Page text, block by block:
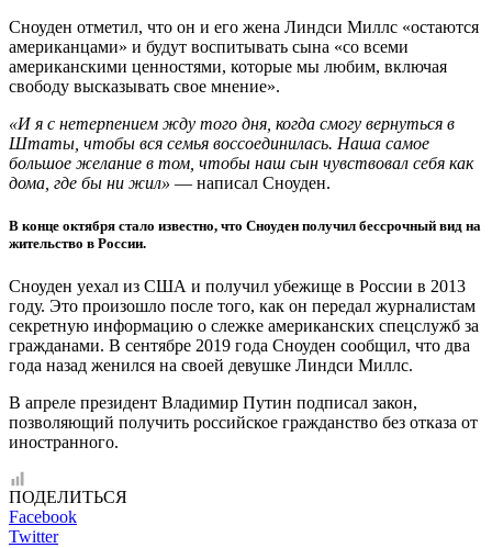
Сноуден отметил, что он и его жена Линдси Миллс «остаются
американцами» и будут воспитывать сына «со всеми
американскими ценностями, которые мы любим, включая
свободу высказывать свое мнение».
«И я с нетерпением жду того дня, когда смогу вернуться в
Штаты, чтобы вся семья воссоединилась. Наша самое
большое желание в том, чтобы наш сын чувствовал себя как
дома, где бы ни жил» — написал Сноуден.
В конце октября стало известно, что Сноуден получил бессрочный вид на
жительство в России.
Сноуден уехал из США и получил убежище в России в 2013
году. Это произошло после того, как он передал журналистам
секретную информацию о слежке американских спецслужб за
гражданами. В сентябре 2019 года Сноуден сообщил, что два
года назад женился на своей девушке Линдси Миллс.
В апреле президент Владимир Путин подписал закон,
позволяющий получить российское гражданство без отказа от
иностранного.
ПОДЕЛИТЬСЯ
Facebook
Twitter